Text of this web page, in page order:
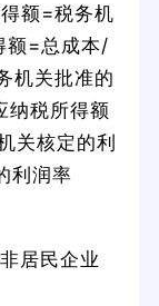
额=税务机
额=总成本/
机关批准的
纳税所得额
关核定的利
利润率
居民企业